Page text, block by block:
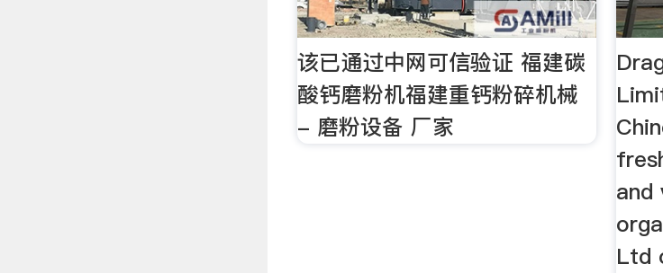
该已通过中网可信验证 福建碳
酸钙磨粉机福建重钙粉碎机械
- 磨粉设备 厂家
and
Ltd